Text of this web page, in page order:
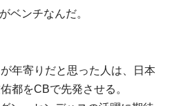
ベンチなんだ。
年寄りだと思った人は、日本
都をCBで先発させる。